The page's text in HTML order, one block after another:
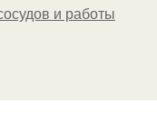
и работы